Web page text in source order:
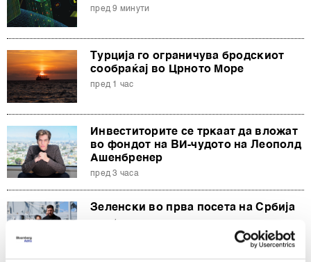
пред 9 минути
Турција го ограничува бродскиот
сообраќај во Црното Море
пред 1 час
Инвеститорите се тркаат да вложат
во фондот на ВИ-чудото на Леополд
Ашенбренер
пред 3 часа
Зеленски во прва посета на Србија
пред 4 часа